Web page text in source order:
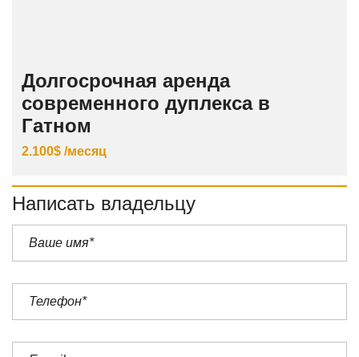
Долгосрочная аренда
современного дуплекса в
Гатном
2.100$ /месяц
Написать владельцу